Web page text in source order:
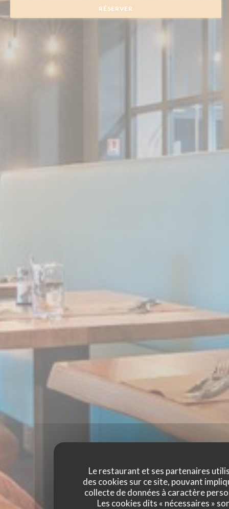
Le restaurant et ses partenaires
des cookies sur ce site, pouvant
collecte de données à caractère
Les cookies dits « nécessaires »
RÉSERVER